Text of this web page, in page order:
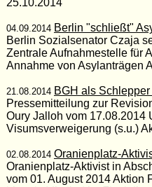
25.10.2014
04.09.2014 Berlin "schließt"
Berlin Sozialsenator Czaja
Zentrale Aufnahmestelle für
Annahme von Asylanträgen
21.08.2014 BGH als
Pressemitteilung zur
Oury Jalloh vom 17.08.2014
Visumsverweigerung (s.u.)
02.08.2014 Oranienplatz-
Oranienplatz-Aktivist in
vom 01. August 2014 Aktion